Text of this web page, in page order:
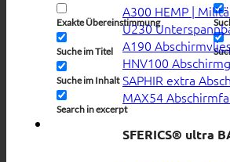
Exakte Übereinstimmung
Suche im Titel
Suche im Inhalt
Search in excerpt
A300 HEMP |
U230
A190
HNV100
SAPHIR extra
MAX54
SFERICS® ultra